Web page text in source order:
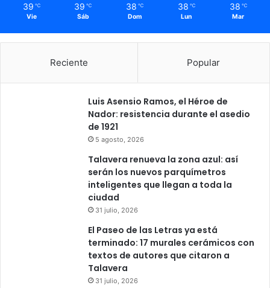
39 ℃
Vie
39 ℃
Sáb
38 ℃
Dom
38 ℃
Lun
38 ℃
Mar
Reciente Popular
Luis Asensio Ramos, el Héroe de
Nador: resistencia durante el asedio
de 1921
5 agosto, 2026
Talavera renueva la zona azul: así
serán los nuevos parquímetros
inteligentes que llegan a toda la
ciudad
31 julio, 2026
El Paseo de las Letras ya está
terminado: 17 murales cerámicos con
textos de autores que citaron a
Talavera
31 julio, 2026